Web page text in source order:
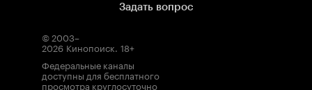
Задать вопрос
© 2003–
2026 Кинопоиск. 18+
Федеральные каналы
доступны для бесплатного
просмотра круглосуточно